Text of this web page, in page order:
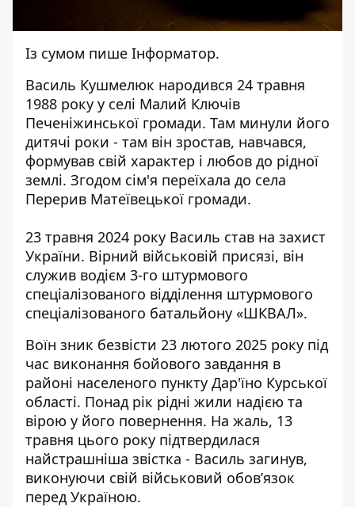
Із сумом пише Інформатор.
Василь Кушмелюк народився 24 травня
1988 року у селі Малий Ключів
Печеніжинської громади. Там минули його
дитячі роки - там він зростав, навчався,
формував свій характер і любов до рідної
землі. Згодом сім'я переїхала до села
Перерив Матеївецької громади.
23 травня 2024 року Василь став на захист
України. Вірний військовій присязі, він
служив водієм 3-го штурмового
спеціалізованого відділення штурмового
спеціалізованого батальйону «ШКВАЛ».
Воїн зник безвісти 23 лютого 2025 року під
час виконання бойового завдання в
районі населеного пункту Дар'їно Курської
області. Понад рік рідні жили надією та
вірою у його повернення. На жаль, 13
травня цього року підтвердилася
найстрашніша звістка - Василь загинув,
виконуючи свій військовий обов’язок
перед Україною.